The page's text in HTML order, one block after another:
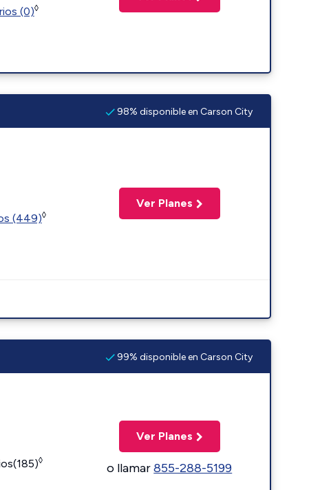
(0)◊
98% disponible en Carson City
(449)◊
Ver Planes
99% disponible en Carson City
◊
Ver Planes
o llamar855-288-5199